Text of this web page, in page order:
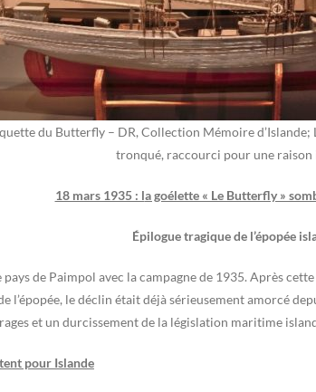
du Butterfly – DR, Collection Mémoire d’Islande;
tronqué, raccourci pour une raison
18 mars 1935 : la goélette « Le Butterfly »
Épilogue tragique de l’épopée
pays de Paimpol avec la campagne de 1935. Après
l’épopée, le déclin était déjà sérieusement amorcé
et un durcissement de la législation maritime
pour Islande